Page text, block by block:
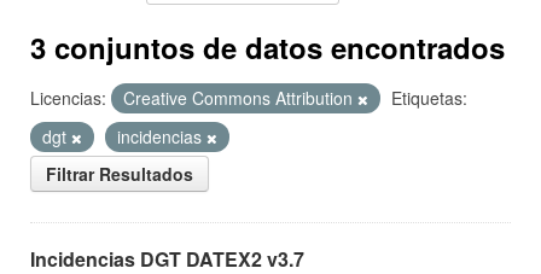
3 conjuntos de datos encontrados
Licencias: Creative Commons Attribution
Etiquetas:
dgt
incidencias
Filtrar Resultados
Incidencias DGT DATEX2 v3.7